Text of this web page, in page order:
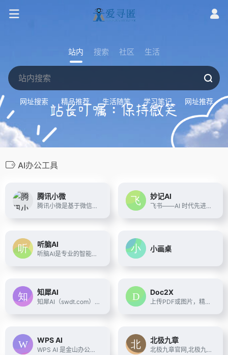
站内 搜索 社区 生活
网址搜索 精品推荐 生活随笔 学习笔记 网址推荐
AI办公工具
腾讯小微
腾讯小微是基于微信AI团队智能对话系统打造的智能语音助手解决方案。接入腾讯小微的设备不仅可以通过自然语言交互来使用音乐、视频、社交、天气、智能家居等技能，还能自定义配置硬件私有智能对话服务。
妙记AI
飞书——AI 时代先进生产力平台，不仅一站式整合即时沟通、智能日历、音视频会议、飞书文档、云盘等办公协作套件，更提供飞书OKR、飞书招聘、飞书绩效等组织管理产品，让目标更清晰，信息流动更顺畅，每一个人工作更高效更愉悦。先进团队，先用飞书。
听脑AI
听脑AI是专业的智能AI会议助手，提供一站式的智能会议服务：实时会议，会议录音，会议视频，多语言会议、本地会议上传、网络会议解析等，无论是线下会议还是线上视频会议，都可以直接生成会议纪要，会议总结，AI问答，满足多样化的会议需求，提高工作效率！
小画桌
知犀AI
知犀AI（swdt.com），是一款GPT人工智能Ai思维导图工具，输入一句话即可一键生成思维导图，助您头脑风暴、高效捕捉灵感，并自动拓展脑图或生成文章，显著提高学习或工作效率，快来知犀AI体验吧~
Doc2X
上传PDF或图片，精准公式识别和表格识别,一键高效转换为 Word、LaTeX、HTML、Markdown 等多种格式。支持多语言翻译，提供双语对照翻译体验，搭载大模型技术，满足学术、办公和多场景需求。
WPS AI
WPS AI 是金山办公旗下具备大语言模型能力的人工智能应用，提供智能文档写作、长文阅读处理与人机交互等能力，与 WPS办公结合有自动生成 PPT、表格分析处理、文章改写续写、翻译等功能，助力智能办公，提升用户体验。
北极九章
北极九章官网,北极九章DataGPT,自然语言对话式数据分析软件ChatBI,用AI数据智能问答,实现AI+BI的增强型分析,助力智能决策.已为汽车,制造,金融,零售,快消等行业数十家领先企业提供AI+Data智能应用,满足业务人员自助分析数据,智能生成报表等需求.数据驱动决策.